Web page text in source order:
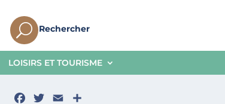
U Rechercher
LOISIRS ET TOURISME
Facebook
Twitter
Email